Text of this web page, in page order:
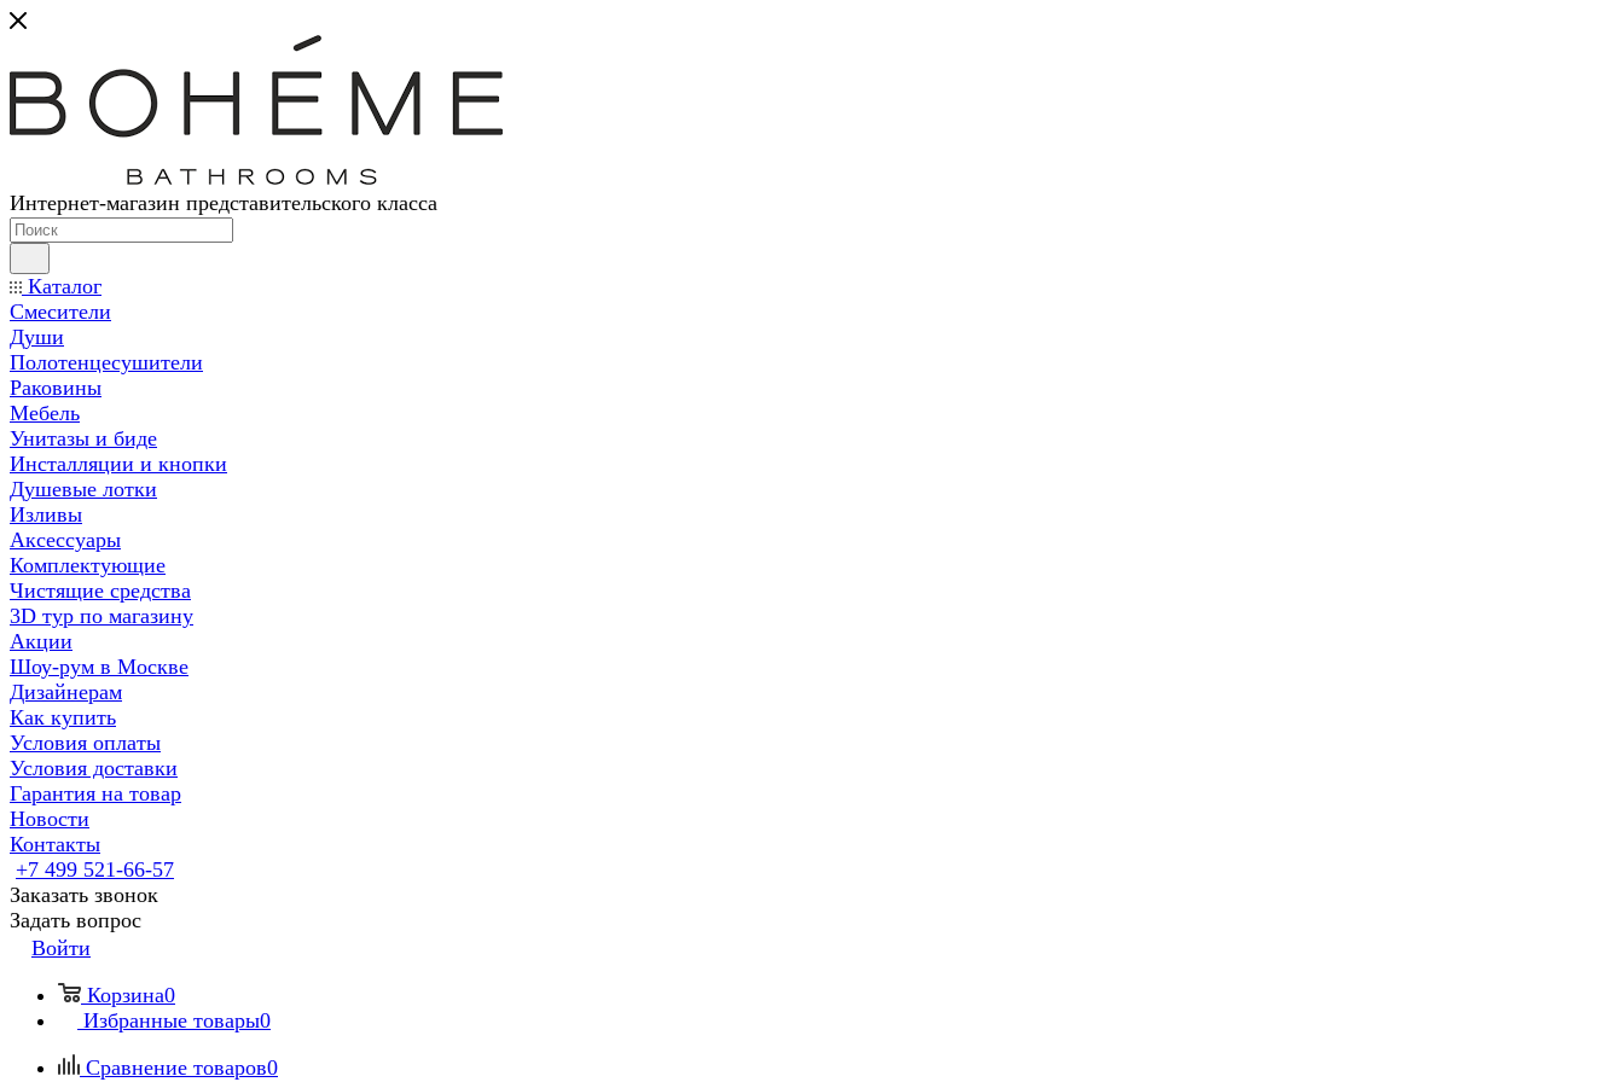
Интернет-магазин представительского класса
Каталог
Смесители
Души
Полотенцесушители
Раковины
Мебель
Унитазы и биде
Инсталляции и кнопки
Душевые лотки
Изливы
Аксессуары
Комплектующие
Чистящие средства
3D тур по магазину
Акции
Шоу-рум в Москве
Дизайнерам
Как купить
Условия оплаты
Условия доставки
Гарантия на товар
Новости
Контакты
+7 499 521-66-57
Заказать звонок
Задать вопрос
Войти
Корзина0
Избранные товары0
Сравнение товаров0